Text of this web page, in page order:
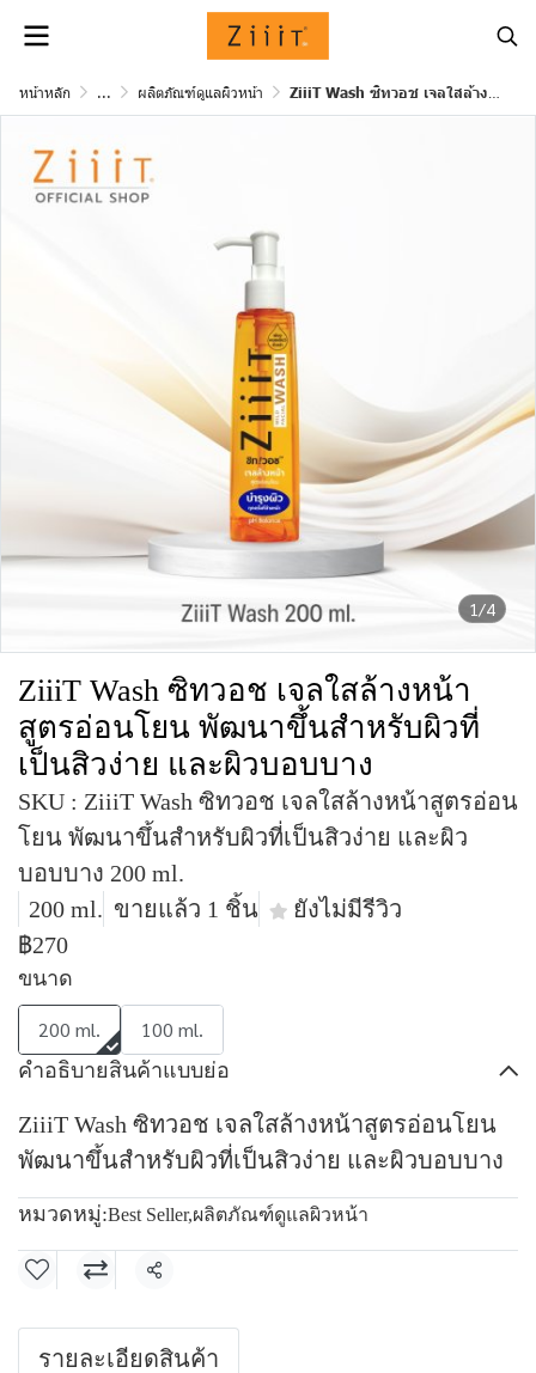
หน้าหลัก ... ผลิตภัณฑ์ดูแลผิวหน้า ZiiiT Wash ซิทวอช เจลใสล้างหน้าสูตรอ่อนโยน พัฒนาขึ้นสำหรับผิวที่เป็นสิวง่าย และผิวบอบบาง
1/4
ZiiiT Wash ซิทวอช เจลใสล้างหน้า
สูตรอ่อนโยน พัฒนาขึ้นสำหรับผิวที่
เป็นสิวง่าย และผิวบอบบาง
SKU : ZiiiT Wash ซิทวอช เจลใสล้างหน้าสูตรอ่อน
โยน พัฒนาขึ้นสำหรับผิวที่เป็นสิวง่าย และผิว
บอบบาง 200 ml.
200 ml. ขายแล้ว 1 ชิ้น
ยังไม่มีรีวิว
฿270
ขนาด
200 ml. 100 ml.
คำอธิบายสินค้าแบบย่อ
ZiiiT Wash ซิทวอช เจลใสล้างหน้าสูตรอ่อนโยน
พัฒนาขึ้นสำหรับผิวที่เป็นสิวง่าย และผิวบอบบาง
หมวดหมู่:Best Seller,ผลิตภัณฑ์ดูแลผิวหน้า
แชร์
รายละเอียดสินค้า